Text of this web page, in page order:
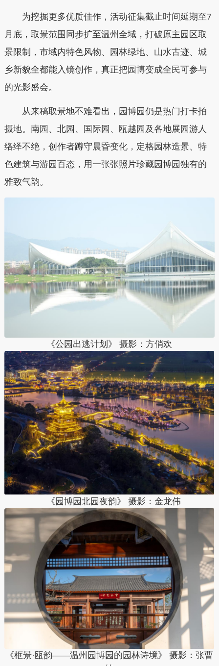
为挖掘更多优质佳作，活动征集截止时间延期至7
月底，取景范围同步扩至温州全域，打破原主园区取
景限制，市域内特色风物、园林绿地、山水古迹、城
乡新貌全都能入镜创作，真正把园博变成全民可参与
的光影盛会。
从来稿取景地不难看出，园博园仍是热门打卡拍
摄地。南园、北园、国际园、瓯越园及各地展园游人
络绎不绝，创作者蹲守晨昏变化，定格园林造景、特
色建筑与游园百态，用一张张照片珍藏园博园独有的
雅致气韵。
《公园出逃计划》 摄影：方俏欢
《园博园北园夜韵》 摄影：金龙伟
《框景·瓯韵——温州园博园的园林诗境》摄影：张曹